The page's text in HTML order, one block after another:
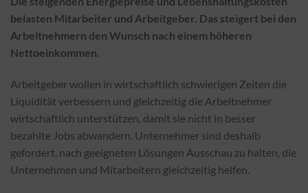
belasten Mitarbeiter und Arbeitgeber. Das steigert bei den
Arbeitnehmern den Wunsch nach einem höheren
Nettoeinkommen.
Arbeitgeber wollen in wirtschaftlich schwierigen Zeiten die
Liquidität verbessern und gleichzeitig die Arbeitnehmer
wirtschaftlich unterstützen, damit sie nicht in besser
bezahlte Jobs abwandern. Unternehmer sind deshalb
gefordert, nach geeigneten Lösungen Ausschau zu halten, die
Unternehmen und Mitarbeitern gleichzeitig helfen.